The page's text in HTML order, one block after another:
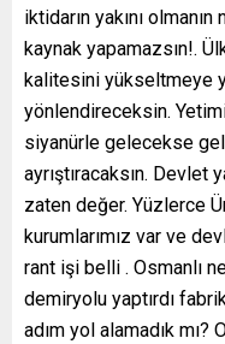
iktidarın yakını
kaynak yapamazsın!.
kalitesini yükseltmeye
yönlendireceksin.
siyanürle gelecekse
ayrıştıracaksın. Devlet
zaten değer. Yüzlerce
kurumlarımız var ve
rant işi belli . Osmanlı
demiryolu yaptırdı
adım yol alamadık mı?